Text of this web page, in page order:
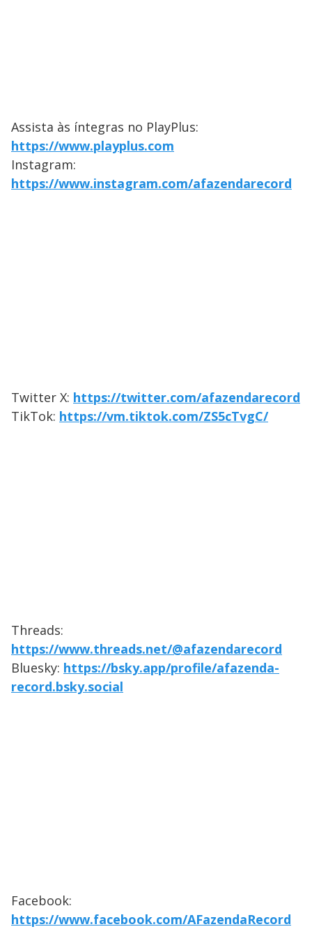
Assista às íntegras no PlayPlus:
https://www.playplus.com
Instagram:
https://www.instagram.com/afazendarecord
Twitter X: https://twitter.com/afazendarecord
TikTok: https://vm.tiktok.com/ZS5cTvgC/
Threads:
https://www.threads.net/@afazendarecord
Bluesky: https://bsky.app/profile/afazenda-
record.bsky.social
Facebook:
https://www.facebook.com/AFazendaRecord